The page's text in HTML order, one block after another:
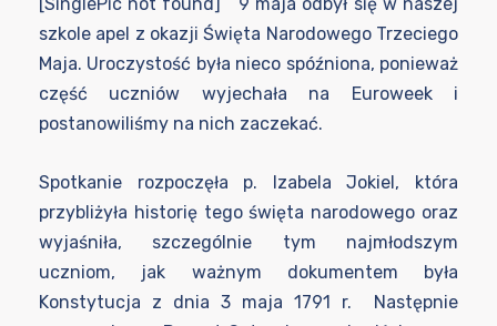
szkole apel z okazji Święta Narodowego Trzeciego
Maja. Uroczystość była nieco spóźniona, ponieważ
część uczniów wyjechała na Euroweek i
postanowiliśmy na nich zaczekać.
Spotkanie rozpoczęła p. Izabela Jokiel, która
przybliżyła historię tego święta narodowego oraz
wyjaśniła, szczególnie tym najmłodszym
uczniom, jak ważnym dokumentem była
Konstytucja z dnia 3 maja 1791 r. Następnie